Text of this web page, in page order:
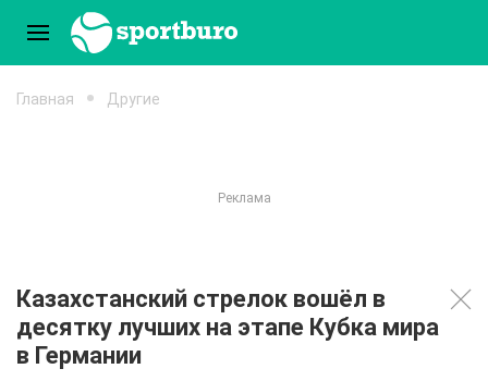
Главная Другие
Казахстанский стрелок вошёл в
десятку лучших на этапе Кубка мира
в Германии